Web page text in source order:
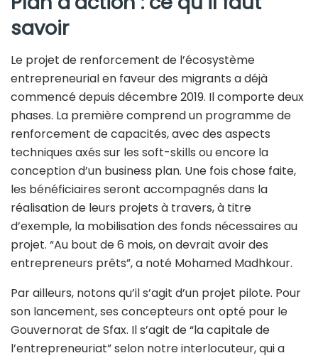
savoir
Le projet de renforcement de l’écosystème
entrepreneurial en faveur des migrants a déjà
commencé depuis décembre 2019. Il comporte deux
phases. La première comprend un programme de
renforcement de capacités, avec des aspects
techniques axés sur les soft-skills ou encore la
conception d’un business plan. Une fois chose faite,
les bénéficiaires seront accompagnés dans la
réalisation de leurs projets à travers, à titre
d’exemple, la mobilisation des fonds nécessaires au
projet. “Au bout de 6 mois, on devrait avoir des
entrepreneurs prêts”, a noté Mohamed Madhkour.
Par ailleurs, notons qu’il s’agit d’un projet pilote. Pour
son lancement, ses concepteurs ont opté pour le
Gouvernorat de Sfax. Il s’agit de “la capitale de
l’entrepreneuriat” selon notre interlocuteur, qui a